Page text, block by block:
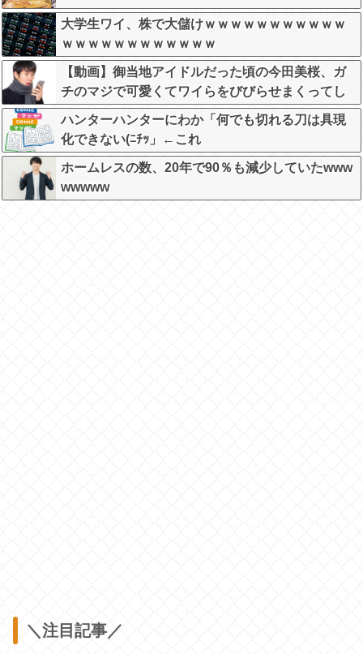
大学生ワイ、株で大儲けｗｗｗｗｗｗｗｗｗｗｗ
ｗｗｗｗｗｗｗｗｗｗｗｗ
【動画】御当地アイドルだった頃の今田美桜、ガ
チのマジで可愛くてワイらをびびらせまくってし
まうw w w w w w w w
ハンターハンターにわか「何でも切れる刀は具現
化できない(ﾆﾁｯ」←これ
ホームレスの数、20年で90％も減少していたwww
wwwww
＼注目記事／